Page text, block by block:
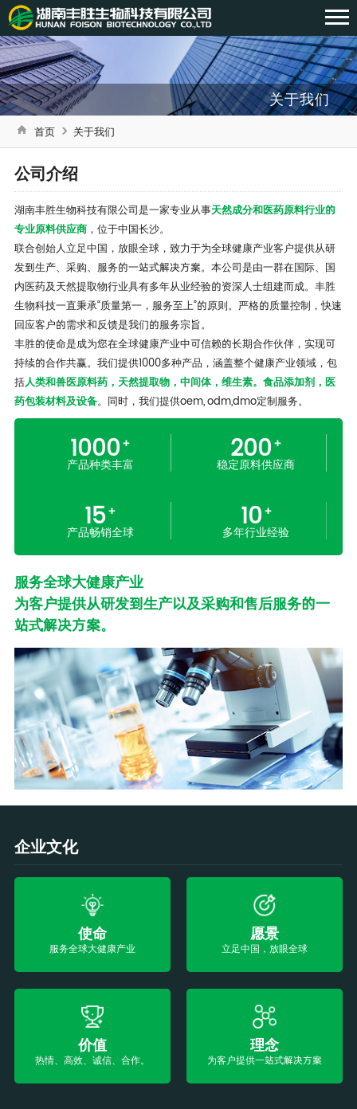
关于我们
首页 关于我们
公司介绍
湖南丰胜生物科技有限公司是一家专业从事天然成分和医药原料行业的
专业原料供应商，位于中国长沙。
联合创始人立足中国，放眼全球，致力于为全球健康产业客户提供从研
发到生产、采购、服务的一站式解决方案。本公司是由一群在国际、国
内医药及天然提取物行业具有多年从业经验的资深人士组建而成。丰胜
生物科技一直秉承“质量第一，服务至上”的原则。严格的质量控制，快速
回应客户的需求和反馈是我们的服务宗旨。
丰胜的使命是成为您在全球健康产业中可信赖的长期合作伙伴，实现可
持续的合作共赢。我们提供1000多种产品，涵盖整个健康产业领域，包
括人类和兽医原料药，天然提取物，中间体，维生素。食品添加剂，医
药包装材料及设备。同时，我们提供oem, odm,dmo定制服务。
1000 +
产品种类丰富
200 +
稳定原料供应商
15+
产品畅销全球
10 +
多年行业经验
服务全球大健康产业
为客户提供从研发到生产以及采购和售后服务的一
站式解决方案。
企业文化
使命
服务全球大健康产业
愿景
立足中国，放眼全球
价值
热情、高效、诚信、合作。
理念
为客户提供一站式解决方案